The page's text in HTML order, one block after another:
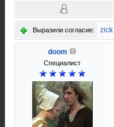
Выразили согласие: zick
doom
Специалист